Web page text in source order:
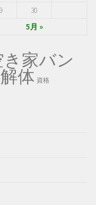
5月 »
30
き家バン
解体 資格